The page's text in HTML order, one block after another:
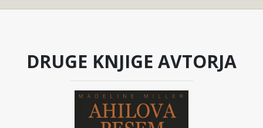
DRUGE KNJIGE AVTORJA